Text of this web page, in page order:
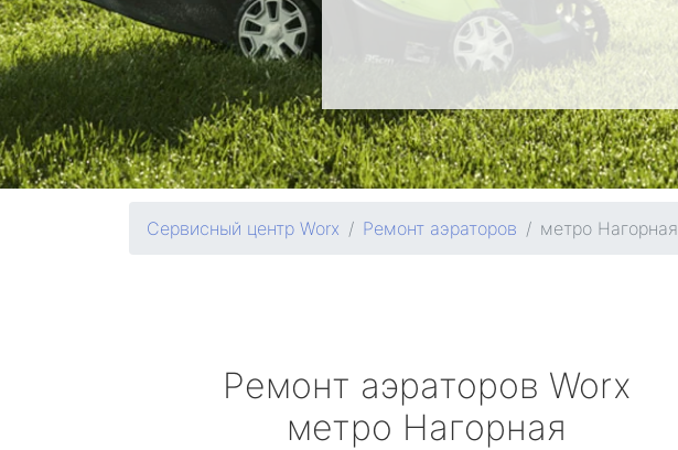
Сервисный центр Worx Ремонт аэраторов метро Нагорная
Ремонт аэраторов Worx
метро Нагорная